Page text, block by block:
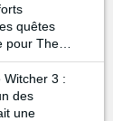
quêtes
pour The
Witcher 3 :
des
une